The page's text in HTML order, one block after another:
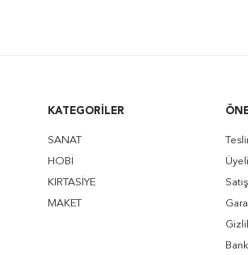
KATEGORILER
SANAT
HOBİ
KIRTASİYE
MAKET